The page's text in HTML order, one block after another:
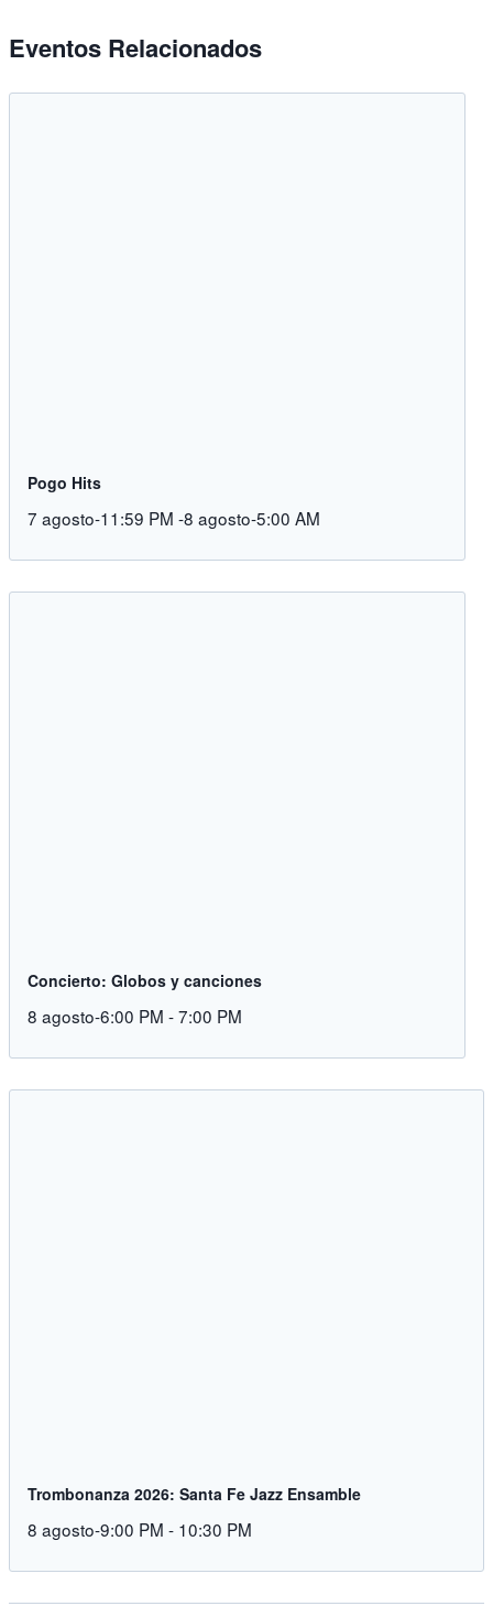
Eventos Relacionados
Pogo Hits
7 agosto-11:59 PM -8 agosto-5:00 AM
Concierto: Globos y canciones
8 agosto-6:00 PM -7:00 PM
Trombonanza 2026: Santa Fe Jazz Ensamble
8 agosto-9:00 PM - 10:30 PM